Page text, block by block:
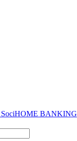
HOME BANKING